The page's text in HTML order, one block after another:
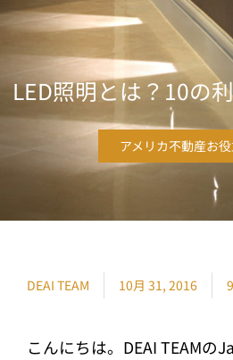
LED照明とは？10の
アメリカ不動産お
DEAI TEAM 10月 31, 2016
こんにちは。DEAI TEAMの